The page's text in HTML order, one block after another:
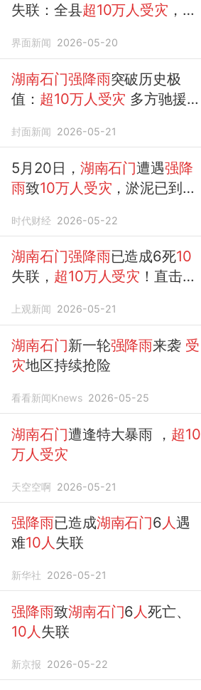
失联：全县超10万人受灾 ，水
界面新闻 2026-05-20
湖南石门强降雨突破历史极
值： 超10万人受灾 多方驰援展
封面新闻 2026-05-21
5月20日， 湖南石门遭遇强降
雨致10万人受灾 ，淤泥已到大
时代财经 2026-05-22
湖南石门强降雨已造成6死10
失联， 超10万人受灾 ！直击防
上观新闻 2026-05-21
湖南石门新一轮强降雨来袭 受
灾地区持续抢险
看看新闻Knews 2026-05-25
湖南石门遭逢特大暴雨 ， 超10
万人受灾
天空空啊 2026-05-21
强降雨已造成湖南石门6人遇
难10人失联
新华社 2026-05-21
强降雨致湖南石门6 人死亡、
10人 失联
新京报 2026-05-22